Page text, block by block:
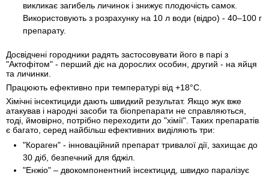
викликає загибель личинок і знижує плодючість самок.
Використовують з розрахунку на 10 л води (відро) - 40–100 г
препарату.
Досвідчені городники радять застосовувати його в парі з
"Актофітом" - перший діє на дорослих особин, другий - на яйця
та личинки.
Працюють ефективно при температурі від +18°C.
Хімічні інсектициди дають швидкий результат. Якщо жук вже
атакував і народні засоби та біопрепарати не справляються,
тоді, ймовірно, потрібно переходити до "хімії". Таких препаратів
є багато, серед найбільш ефективних виділяють три:
"Кораген" - інноваційний препарат тривалої дії, захищає до
30 діб, безпечний для бджіл.
"Енжіо" – двокомпонентний інсектицид, швидко паралізує